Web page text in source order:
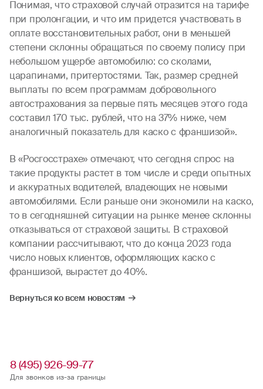
Понимая, что страховой случай отразится на тарифе
при пролонгации, и что им придется участвовать в
оплате восстановительных работ, они в меньшей
степени склонны обращаться по своему полису при
небольшом ущербе автомобилю: со сколами,
царапинами, притертостями. Так, размер средней
выплаты по всем программам добровольного
автострахования за первые пять месяцев этого года
составил 170 тыс. рублей, что на 37% ниже, чем
аналогичный показатель для каско с франшизой».
В «Росгосстрахе» отмечают, что сегодня спрос на
такие продукты растет в том числе и среди опытных
и аккуратных водителей, владеющих не новыми
автомобилями. Если раньше они экономили на каско,
то в сегодняшней ситуации на рынке менее склонны
отказываться от страховой защиты. В страховой
компании рассчитывают, что до конца 2023 года
число новых клиентов, оформляющих каско с
франшизой, вырастет до 40%.
Вернуться ко всем новостям
8 (495) 926-99-77
Для звонков из-за границы